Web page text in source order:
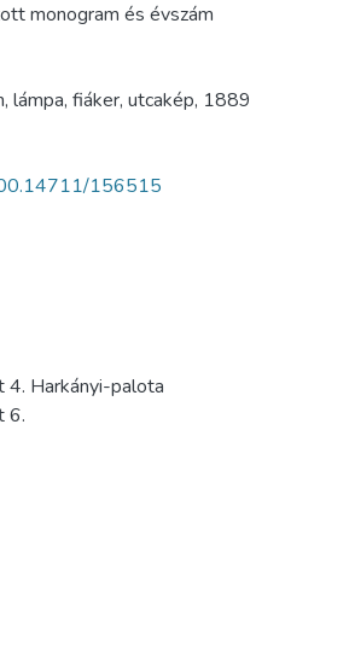
monogram és évszám
, lámpa, fiáker, utcakép, 1889
156515
4. Harkányi-palota
6.